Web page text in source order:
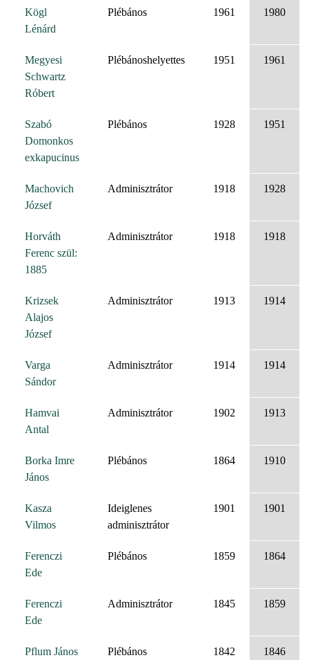
Kögl
Lénárd
Plébános 1961 1980
Megyesi
Schwartz
Róbert
Plébánoshelyettes 1951 1961
Szabó
Domonkos
exkapucinus
Plébános 1928 1951
Machovich
József
Adminisztrátor 1918 1928
Horváth
Ferenc szül:
1885
Adminisztrátor 1918 1918
Krizsek
Alajos
József
Adminisztrátor 1913 1914
Varga
Sándor
Adminisztrátor 1914 1914
Hamvai
Antal
Adminisztrátor 1902 1913
Borka Imre
János
Plébános 1864 1910
Kasza
Vilmos
Ideiglenes
adminisztrátor
1901 1901
Ferenczi
Ede
Plébános 1859 1864
Ferenczi
Ede
Adminisztrátor 1845 1859
Pflum János Plébános 1842 1846